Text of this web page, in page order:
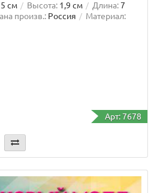
5 см Высота: 1,9 см Длина:7
произв.: Россия
Материал:
Арт: 7678